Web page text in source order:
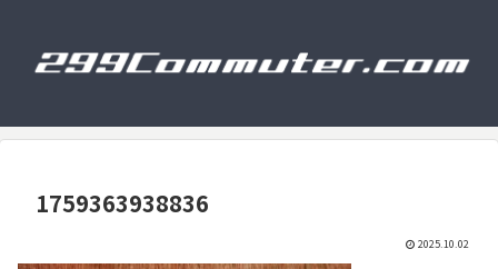
1759363938836
2025.10.02